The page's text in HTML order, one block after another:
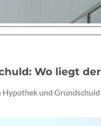
Wo liegt
und